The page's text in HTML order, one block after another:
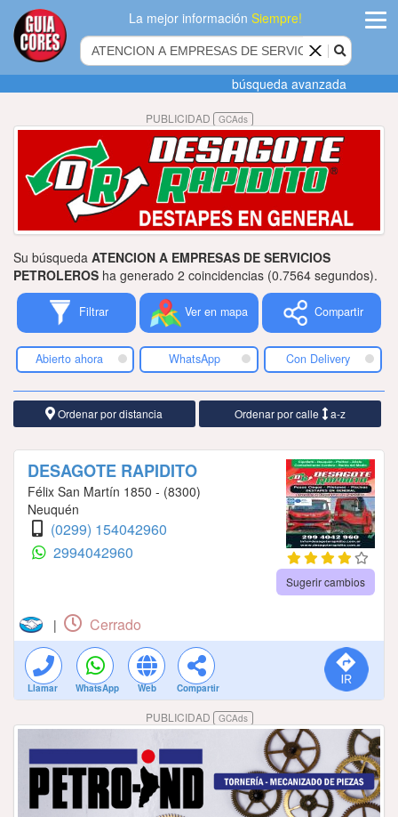
La mejor informaciónSiempre!
Agregar
empresa
Actualizar
Publicidad
Radios
Tiendacores
Contactenos
búsqueda avanzada
PUBLICIDAD GCAds
Su búsqueda ATENCION A EMPRESAS DE SERVICIOS
PETROLEROS ha generado 2 coincidencias (0.7564 segundos).
Filtrar Ver en mapa Compartir
Abierto ahora WhatsApp Con Delivery
Ordenar por distancia Ordenar por calle a-z
DESAGOTE RAPIDITO
Félix San Martín 1850 - (8300)
Neuquén
(0299) 154042960
2994042960
Sugerir cambios
| Cerrado
Llamar WhatsApp Web Compartir
PUBLICIDAD GCAds